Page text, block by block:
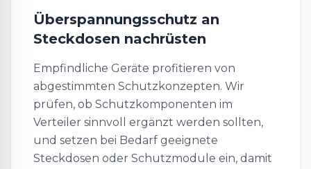
Überspannungsschutz an
Steckdosen nachrüsten
Empfindliche Geräte profitieren von
abgestimmten Schutzkonzepten. Wir
prüfen, ob Schutzkomponenten im
Verteiler sinnvoll ergänzt werden sollten,
und setzen bei Bedarf geeignete
Steckdosen oder Schutzmodule ein, damit